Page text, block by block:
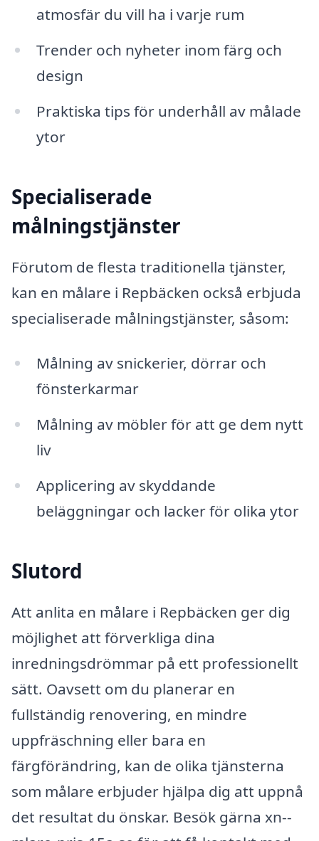
atmosfär du vill ha i varje rum
Trender och nyheter inom färg och
design
Praktiska tips för underhåll av målade
ytor
Specialiserade
målningstjänster
Förutom de flesta traditionella tjänster,
kan en målare i Repbäcken också erbjuda
specialiserade målningstjänster, såsom:
Målning av snickerier, dörrar och
fönsterkarmar
Målning av möbler för att ge dem nytt
liv
Applicering av skyddande
beläggningar och lacker för olika ytor
Slutord
Att anlita en målare i Repbäcken ger dig
möjlighet att förverkliga dina
inredningsdrömmar på ett professionellt
sätt. Oavsett om du planerar en
fullständig renovering, en mindre
uppfräschning eller bara en
färgförändring, kan de olika tjänsterna
som målare erbjuder hjälpa dig att uppnå
det resultat du önskar. Besök gärna xn--